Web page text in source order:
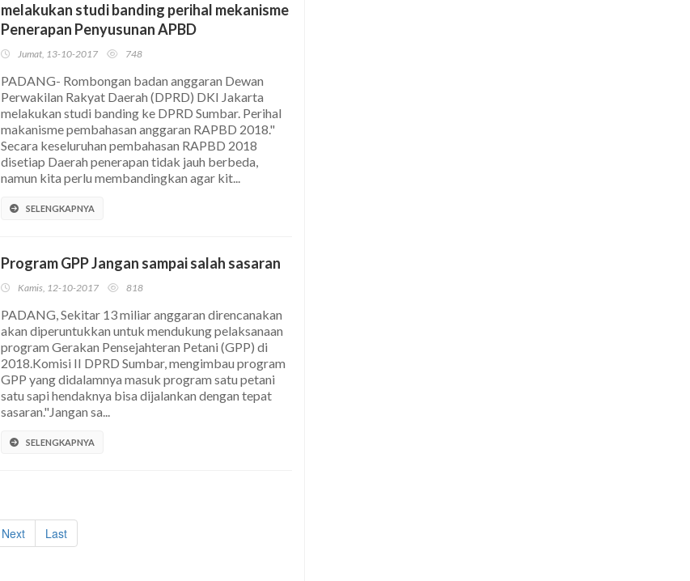
melakukan studi banding perihal mekanisme
Penerapan Penyusunan APBD
Jumat, 13-10-2017 748
PADANG- Rombongan badan anggaran Dewan
Perwakilan Rakyat Daerah (DPRD) DKI Jakarta
melakukan studi banding ke DPRD Sumbar. Perihal
makanisme pembahasan anggaran RAPBD 2018."
Secara keseluruhan pembahasan RAPBD 2018
disetiap Daerah penerapan tidak jauh berbeda,
namun kita perlu membandingkan agar kit...
SELENGKAPNYA
Program GPP Jangan sampai salah sasaran
Kamis, 12-10-2017 818
PADANG, Sekitar 13 miliar anggaran direncanakan
akan diperuntukkan untuk mendukung pelaksanaan
program Gerakan Pensejahteran Petani (GPP) di
2018.Komisi II DPRD Sumbar, mengimbau program
GPP yang didalamnya masuk program satu petani
satu sapi hendaknya bisa dijalankan dengan tepat
sasaran."Jangan sa...
SELENGKAPNYA
Next Last